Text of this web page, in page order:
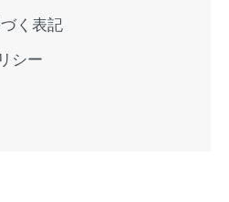
く表記
シー